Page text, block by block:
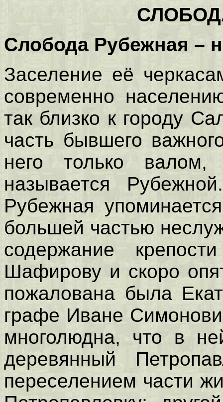
Слобода Рубежная –
Заселение её
современно
так близко к городу
часть бывшего
него только
называется
Рубежная
большей частью
содержание
Шафирову и скоро
пожалована была
графе Иване
многолюдна, что в
деревянный
переселением части